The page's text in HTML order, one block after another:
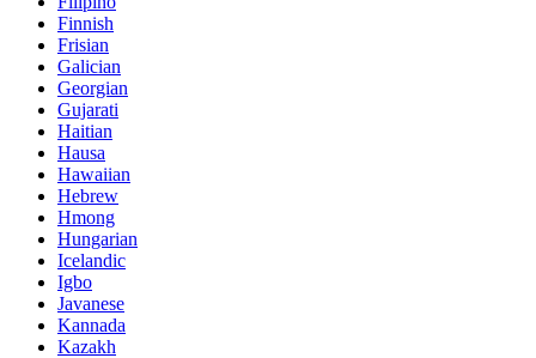
Finnish
Frisian
Galician
Georgian
Gujarati
Haitian
Hausa
Hawaiian
Hebrew
Hmong
Hungarian
Icelandic
Igbo
Javanese
Kannada
Kazakh